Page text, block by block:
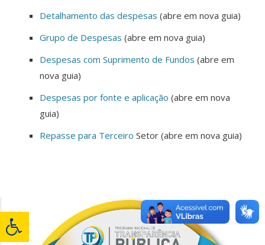
Detalhamento das despesas (abre em nova guia)
Grupo de Despesas (abre em nova guia)
Despesas com Suprimento de Fundos (abre em
nova guia)
Despesas por fonte e aplicação (abre em nova
guia)
Repasse para Terceiro Setor (abre em nova guia)